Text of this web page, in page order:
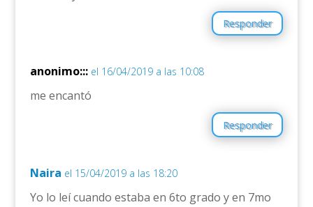
Responder
anonimo::: el 16/04/2019 a las 10:08
me encantó
Responder
Naira el 15/04/2019 a las 18:20
Yo lo leí cuando estaba en 6to grado y en 7mo